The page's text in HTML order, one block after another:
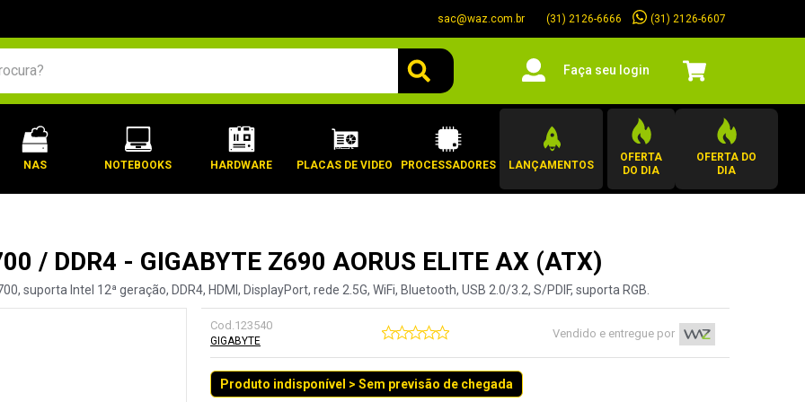
sac@waz.com.br (31) 2126-6666 (31) 2126-6607
Faça seu login
NAS NOTEBOOKS HARDWARE PLACAS DE VIDEO PROCESSADORES LANÇAMENTOS
OFERTA
DO DIA
OFERTA DO
DIA
/ DDR4 - GIGABYTE Z690 AORUS ELITE AX (ATX)
suporta Intel 12ª geração, DDR4, HDMI, DisplayPort, rede 2.5G, WiFi, Bluetooth, USB 2.0/3.2, S/PDIF, suporta RGB.
Cod.123540
GIGABYTE
Vendido e entregue por
Produto indisponível > Sem previsão de chegada